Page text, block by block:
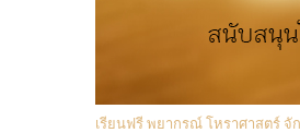
เรียนฟรี พยากรณ์ โหราศาสตร์ จั